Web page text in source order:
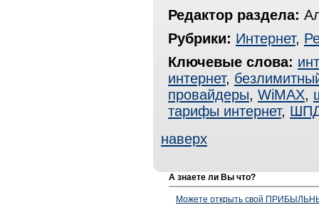
Редактор раздела:
Рубрики: Интернет,
Ключевые слова:
интернет,
провайдеры, WiMAX,
тарифы интернет,
наверх
А знаете ли Вы что?
Можете открыть свой